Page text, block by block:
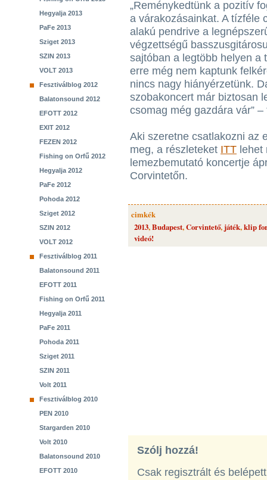
Hegyalja 2013
PaFe 2013
Sziget 2013
SZIN 2013
VOLT 2013
Fesztiválblog 2012
Balatonsound 2012
EFOTT 2012
EXIT 2012
FEZEN 2012
Fishing on Orfű 2012
Hegyalja 2012
PaFe 2012
Pohoda 2012
Sziget 2012
SZIN 2012
VOLT 2012
Fesztiválblog 2011
Balatonsound 2011
EFOTT 2011
Fishing on Orfű 2011
Hegyalja 2011
PaFe 2011
Pohoda 2011
Sziget 2011
SZIN 2011
Volt 2011
Fesztiválblog 2010
PEN 2010
Stargarden 2010
Volt 2010
Balatonsound 2010
EFOTT 2010
„Reménykedtünk a pozitív
a várakozásainkat. A tízféle
alakú pendrive a
végzettségű
sajtóban a legtöbb helyen a
erre még nem kaptunk
nincs nagy hiányérzetünk.
szobakoncert már biztosan
csomag még gazdára vár”
Aki szeretne csatlakozni az
meg, a részleteket ITT
lemezbemutató koncertje
Corvintetőn.
cimkék
2013,Budapest,Corvintető, játék,klip
videó!
Szólj hozzá!
Csak regisztrált és